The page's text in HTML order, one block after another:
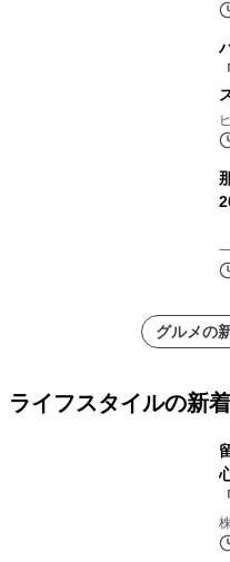
グルメの
ライフスタイルの新着